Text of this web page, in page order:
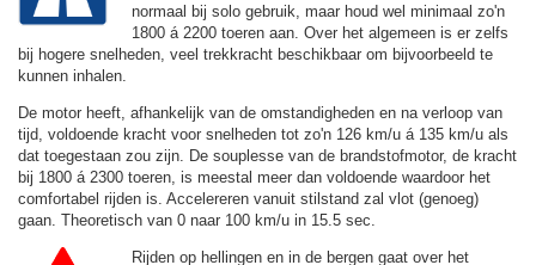
normaal bij solo gebruik, maar houd wel minimaal zo'n
1800 á 2200 toeren aan. Over het algemeen is er zelfs
bij hogere snelheden, veel trekkracht beschikbaar om bijvoorbeeld te
kunnen inhalen.
De motor heeft, afhankelijk van de omstandigheden en na verloop van
tijd, voldoende kracht voor snelheden tot zo'n 126 km/u á 135 km/u als
dat toegestaan zou zijn. De souplesse van de brandstofmotor, de kracht
bij 1800 á 2300 toeren, is meestal meer dan voldoende waardoor het
comfortabel rijden is. Accelereren vanuit stilstand zal vlot (genoeg)
gaan. Theoretisch van 0 naar 100 km/u in 15.5 sec.
Rijden op hellingen en in de bergen gaat over het